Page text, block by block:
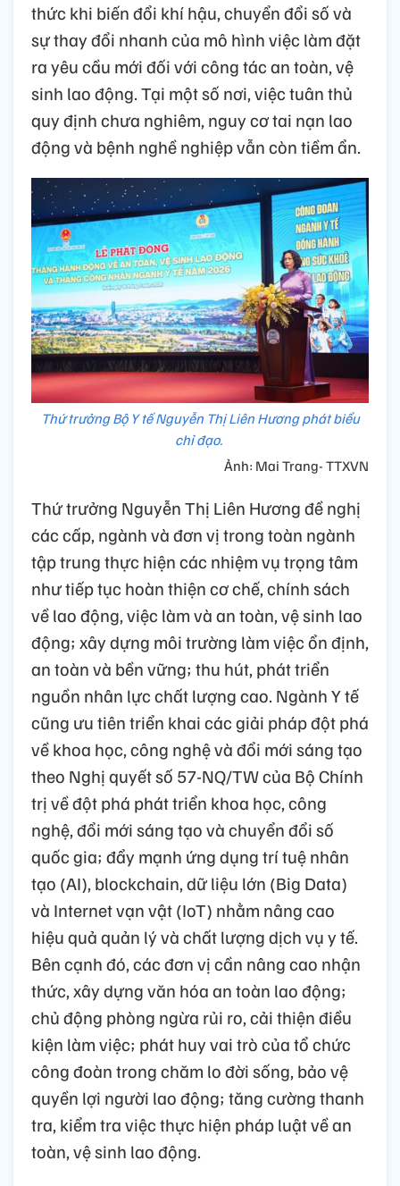
thức khi biến đổi khí hậu, chuyển đổi số và
sự thay đổi nhanh của mô hình việc làm đặt
ra yêu cầu mới đối với công tác an toàn, vệ
sinh lao động. Tại một số nơi, việc tuân thủ
quy định chưa nghiêm, nguy cơ tai nạn lao
động và bệnh nghề nghiệp vẫn còn tiềm ẩn.
Thứ trưởng Bộ Y tế Nguyễn Thị Liên Hương phát biểu
chỉ đạo.
Ảnh: Mai Trang- TTXVN
Thứ trưởng Nguyễn Thị Liên Hương đề nghị
các cấp, ngành và đơn vị trong toàn ngành
tập trung thực hiện các nhiệm vụ trọng tâm
như tiếp tục hoàn thiện cơ chế, chính sách
về lao động, việc làm và an toàn, vệ sinh lao
động; xây dựng môi trường làm việc ổn định,
an toàn và bền vững; thu hút, phát triển
nguồn nhân lực chất lượng cao. Ngành Y tế
cũng ưu tiên triển khai các giải pháp đột phá
về khoa học, công nghệ và đổi mới sáng tạo
theo Nghị quyết số 57-NQ/TW của Bộ Chính
trị về đột phá phát triển khoa học, công
nghệ, đổi mới sáng tạo và chuyển đổi số
quốc gia; đẩy mạnh ứng dụng trí tuệ nhân
tạo (AI), blockchain, dữ liệu lớn (Big Data)
và Internet vạn vật (IoT) nhằm nâng cao
hiệu quả quản lý và chất lượng dịch vụ y tế.
Bên cạnh đó, các đơn vị cần nâng cao nhận
thức, xây dựng văn hóa an toàn lao động;
chủ động phòng ngừa rủi ro, cải thiện điều
kiện làm việc; phát huy vai trò của tổ chức
công đoàn trong chăm lo đời sống, bảo vệ
quyền lợi người lao động; tăng cường thanh
tra, kiểm tra việc thực hiện pháp luật về an
toàn, vệ sinh lao động.